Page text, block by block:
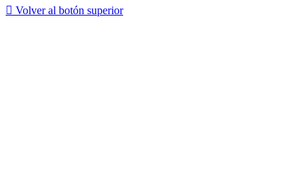
Volver al botón superior